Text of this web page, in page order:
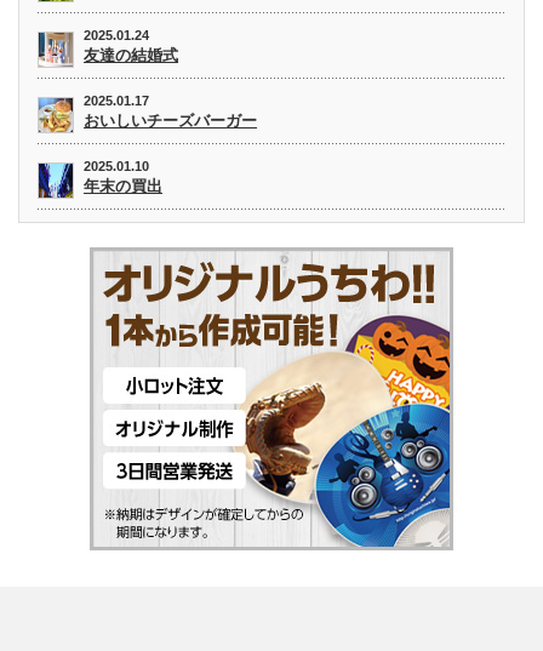
2025.01.24
友達の結婚式
2025.01.17
おいしいチーズバーガー
2025.01.10
年末の買出